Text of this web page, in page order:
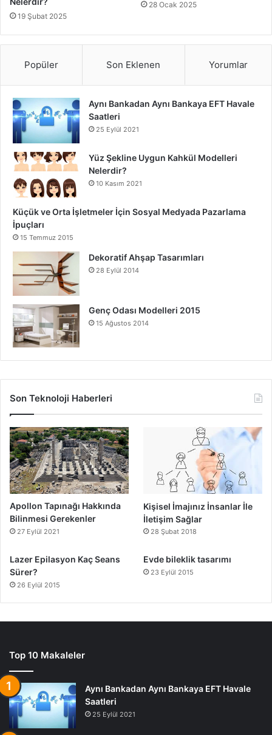
19 Şubat 2025
28 Ocak 2025
Popüler Son Eklenen Yorumlar
Aynı Bankadan Aynı Bankaya EFT Havale
Saatleri
25 Eylül 2021
Yüz Şekline Uygun Kahkül Modelleri
Nelerdir?
10 Kasım 2021
Küçük ve Orta İşletmeler İçin Sosyal Medyada Pazarlama
İpuçları
15 Temmuz 2015
Dekoratif Ahşap Tasarımları
28 Eylül 2014
Genç Odası Modelleri 2015
15 Ağustos 2014
Son Teknoloji Haberleri
Apollon Tapınağı Hakkında
Bilinmesi Gerekenler
27 Eylül 2021
Kişisel İmajınız İnsanlar İle
İletişim Sağlar
28 Şubat 2018
Lazer Epilasyon Kaç Seans
Sürer?
26 Eylül 2015
Evde bileklik tasarımı
23 Eylül 2015
Top 10 Makaleler
Aynı Bankadan Aynı Bankaya EFT Havale
Saatleri
25 Eylül 2021